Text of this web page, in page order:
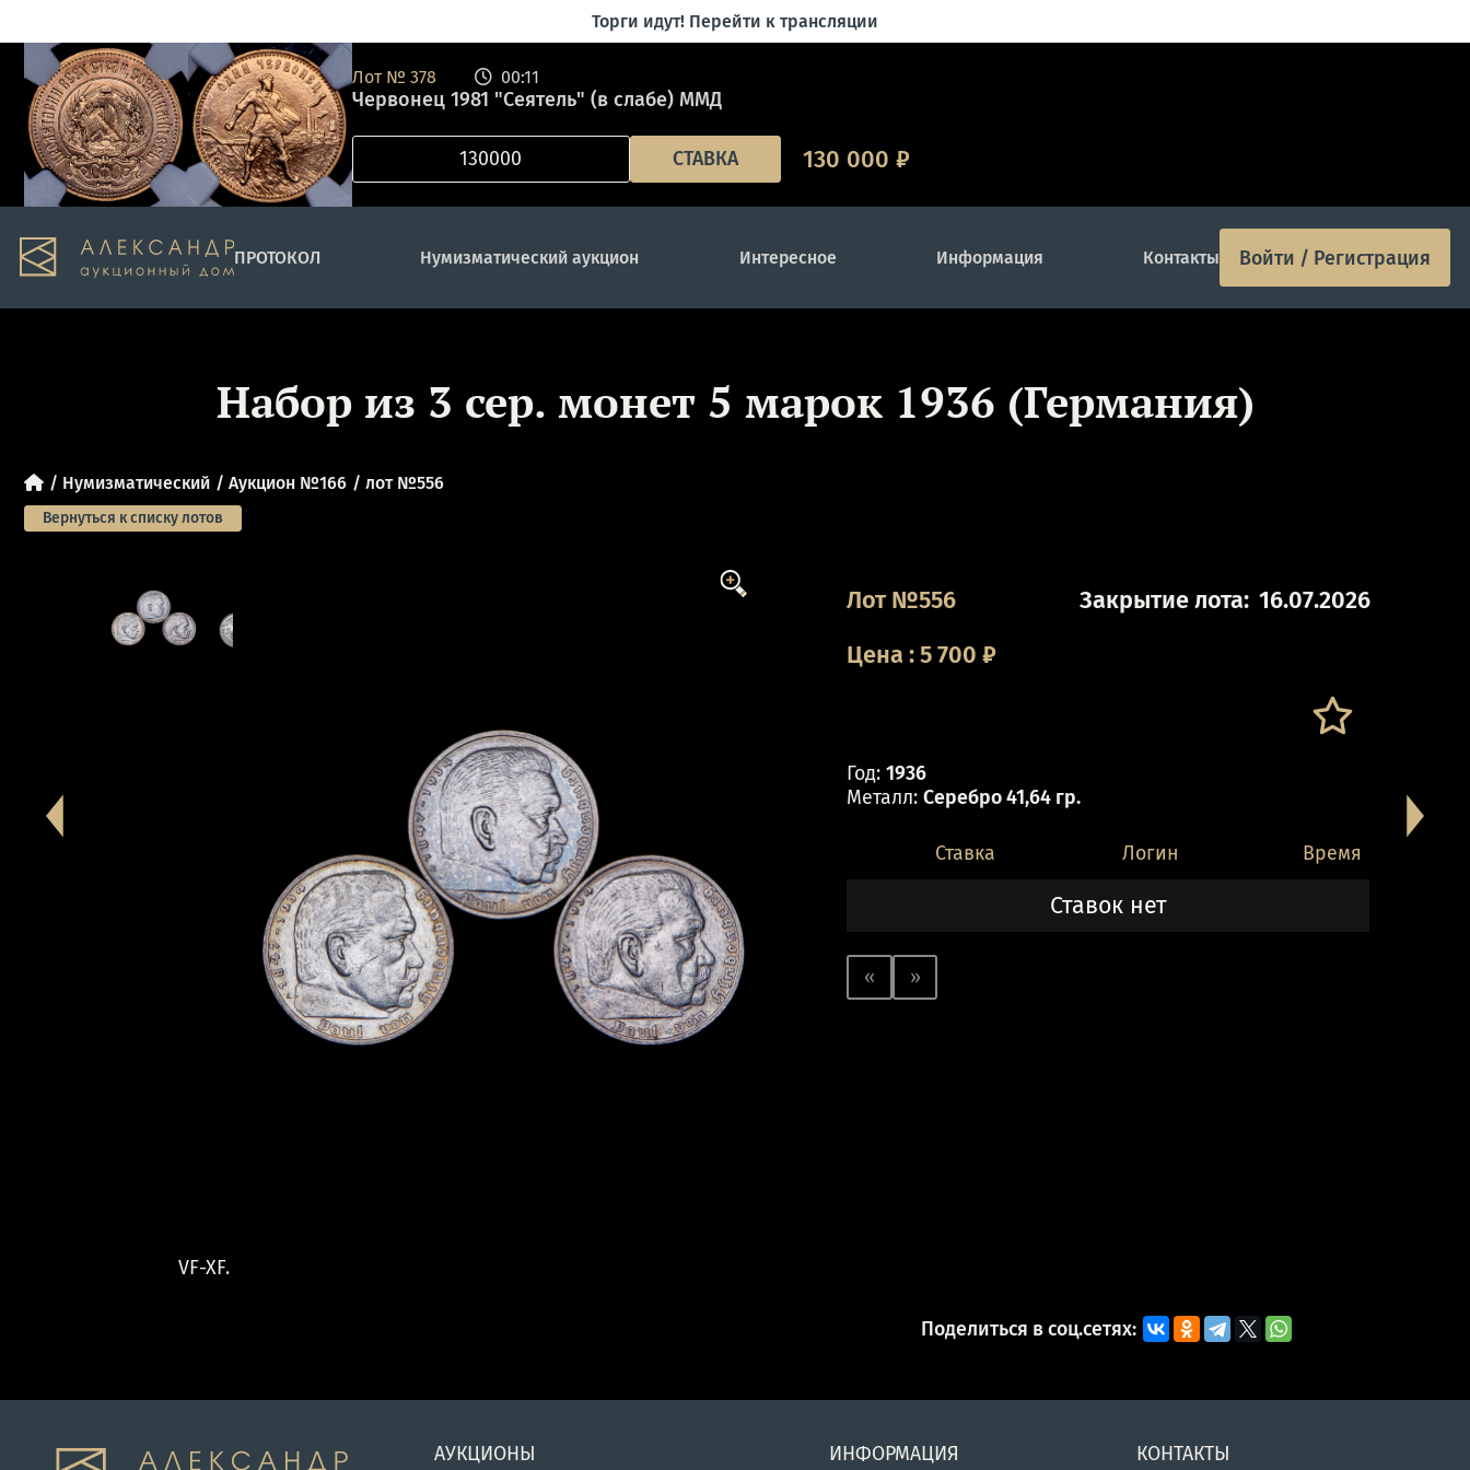
Торги идут! Перейти к трансляции
Лот № 378 00:11
Червонец 1981 "Сеятель" (в слабе) ММД
СТАВКА 130 000 ₽
ПРОТОКОЛ Нумизматический аукцион Интересное Информация Контакты Войти / Регистрация
Набор из 3 сер. монет 5 марок 1936 (Германия)
Нумизматический Аукцион №166 лот №556
Вернуться к списку лотов
Лот №556 Закрытие лота: 16.07.2026
Цена:5 700 ₽
Год: 1936
Металл: Серебро 41,64 гр.
Ставка Логин Время
Ставок нет
« »
VF-XF.
Поделиться в соц.сетях:
АУКЦИОНЫ ИНФОРМАЦИЯ КОНТАКТЫ